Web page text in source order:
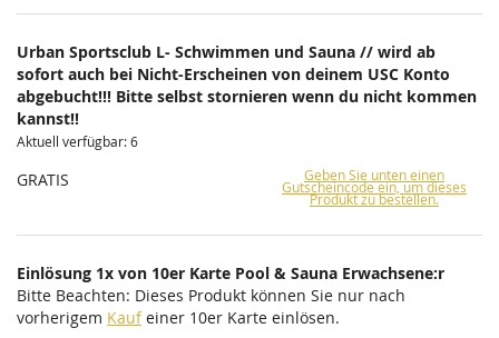
Urban Sportsclub L- Schwimmen und Sauna // wird ab
sofort auch bei Nicht-Erscheinen von deinem USC Konto
abgebucht!!! Bitte selbst stornieren wenn du nicht kommen
kannst!!
Aktuell verfügbar: 6
GRATIS Geben Sie unten einen
Gutscheincode ein, um dieses
Produkt zu bestellen.
Einlösung 1x von 10er Karte Pool & Sauna Erwachsene:r
Bitte Beachten: Dieses Produkt können Sie nur nach
vorherigem Kaufeiner 10er Karte einlösen.